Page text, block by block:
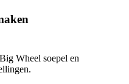
Wheel soepel en